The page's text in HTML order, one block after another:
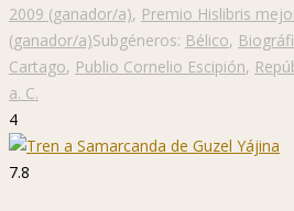
2009 (ganador/a), Premio Hislibris
(ganador/a)Subgéneros: Bélico,
Cartago, Publio Cornelio Escipión,
a. C.
4
7.8